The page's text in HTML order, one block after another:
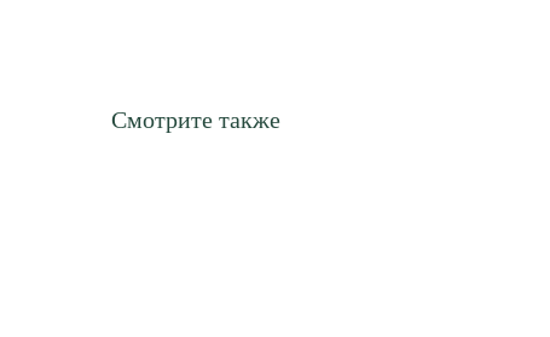
Смотрите также